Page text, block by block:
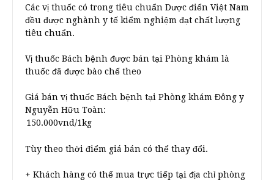
Các vị thuốc có trong tiêu chuẩn Dược điển Việt Nam
đều được nghành y tế kiểm nghiệm đạt chất lượng
tiêu chuẩn.
Vị thuốc Bách bệnh được bán tại Phòng khám là
thuốc đã được bào chế theo
Giá bán vị thuốc Bách bệnh tại Phòng khám Đông y
Nguyễn Hữu Toàn:
Tùy theo thời điểm giá bán có thể thay đổi.
+ Khách hàng có thể mua trực tiếp tại địa chỉ phòng